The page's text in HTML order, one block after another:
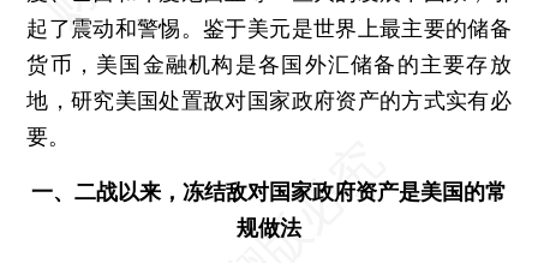
起了震动和警惕。鉴于美元是世界上最主要的储备
货币，美国金融机构是各国外汇储备的主要存放
地，研究美国处置敌对国家政府资产的方式实有必
要。
一、二战以来，冻结敌对国家政府资产是美国的常
规做法